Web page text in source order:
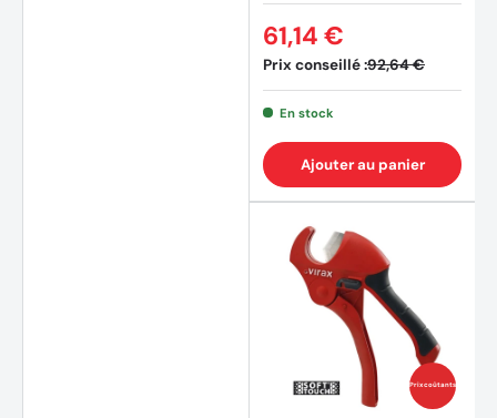
Prix conseillé :92,64 €
61,14 €
En stock
Ajouter au panier
Prix coûtants